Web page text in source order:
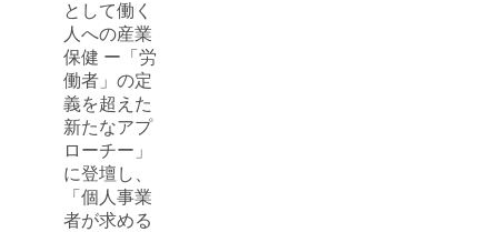
として働く
人への産業
保健 ー「労
働者」の定
義を超えた
新たなアプ
ローチー」
に登壇し、
「個人事業
者が求める